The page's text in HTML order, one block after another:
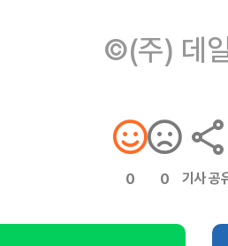
©(주) 데
0 0 기사 공